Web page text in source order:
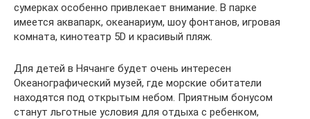
сумерках особенно привлекает внимание. В парке
имеется аквапарк, океанариум, шоу фонтанов, игровая
комната, кинотеатр 5D и красивый пляж.
Для детей в Нячанге будет очень интересен
Океанографический музей, где морские обитатели
находятся под открытым небом. Приятным бонусом
станут льготные условия для отдыха с ребенком,